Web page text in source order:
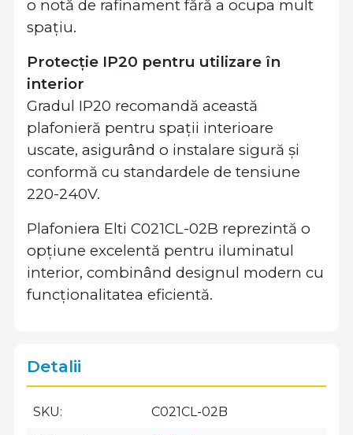
o notă de rafinament fără a ocupa mult
spațiu.
Protecție IP20 pentru utilizare în
interior
Gradul IP20 recomandă această
plafonieră pentru spații interioare
uscate, asigurând o instalare sigură și
conformă cu standardele de tensiune
220-240V.
Plafoniera Elti C021CL-02B reprezintă o
opțiune excelentă pentru iluminatul
interior, combinând designul modern cu
funcționalitatea eficientă.
Detalii
SKU C021CL-02B